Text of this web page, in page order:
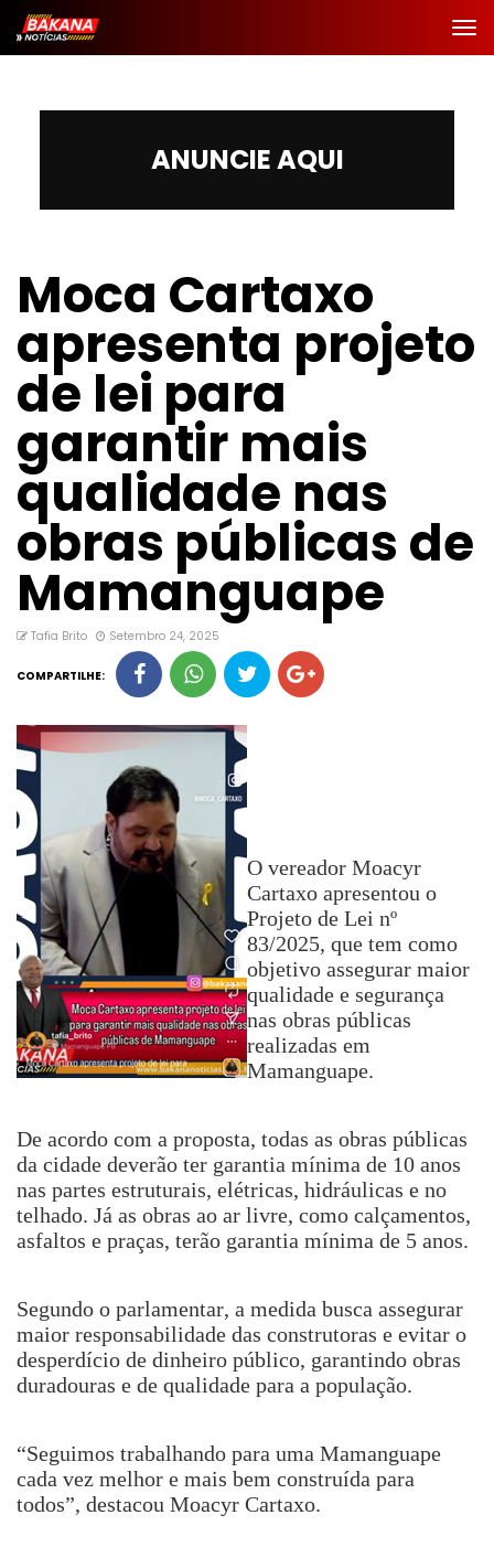
ANUNCIE AQUI
Moca Cartaxo
apresenta projeto
de lei para
garantir mais
qualidade nas
obras públicas de
Mamanguape
Tafia Brito Setembro 24, 2025
COMPARTILHE:
O vereador Moacyr
Cartaxo apresentou o
Projeto de Lei nº
83/2025, que tem como
objetivo assegurar maior
qualidade e segurança
nas obras públicas
realizadas em
Mamanguape.
De acordo com a proposta, todas as obras públicas
da cidade deverão ter garantia mínima de 10 anos
nas partes estruturais, elétricas, hidráulicas e no
telhado. Já as obras ao ar livre, como calçamentos,
asfaltos e praças, terão garantia mínima de 5 anos.
Segundo o parlamentar, a medida busca assegurar
maior responsabilidade das construtoras e evitar o
desperdício de dinheiro público, garantindo obras
duradouras e de qualidade para a população.
“Seguimos trabalhando para uma Mamanguape
cada vez melhor e mais bem construída para
todos”, destacou Moacyr Cartaxo.